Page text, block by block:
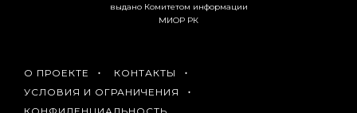
выдано Комитетом информации
МИОР РК
О ПРОЕКТЕ
КОНТАКТЫ
УСЛОВИЯ И ОГРАНИЧЕНИЯ